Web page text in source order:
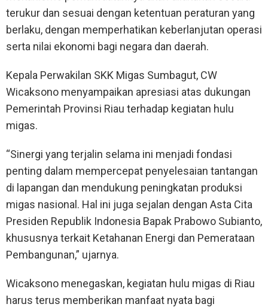
terukur dan sesuai dengan ketentuan peraturan yang
berlaku, dengan memperhatikan keberlanjutan operasi
serta nilai ekonomi bagi negara dan daerah.
Kepala Perwakilan SKK Migas Sumbagut, CW
Wicaksono menyampaikan apresiasi atas dukungan
Pemerintah Provinsi Riau terhadap kegiatan hulu
migas.
“Sinergi yang terjalin selama ini menjadi fondasi
penting dalam mempercepat penyelesaian tantangan
di lapangan dan mendukung peningkatan produksi
migas nasional. Hal ini juga sejalan dengan Asta Cita
Presiden Republik Indonesia Bapak Prabowo Subianto,
khususnya terkait Ketahanan Energi dan Pemerataan
Pembangunan,” ujarnya.
Wicaksono menegaskan, kegiatan hulu migas di Riau
harus terus memberikan manfaat nyata bagi